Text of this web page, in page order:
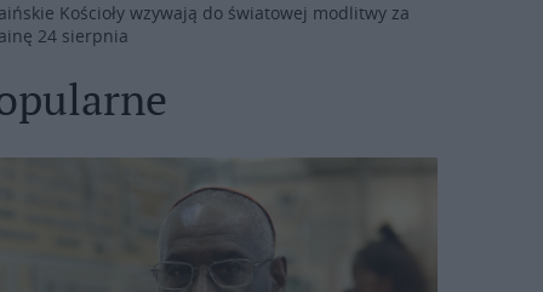
Kościoły wzywają do światowej modlitwy za
24 sierpnia